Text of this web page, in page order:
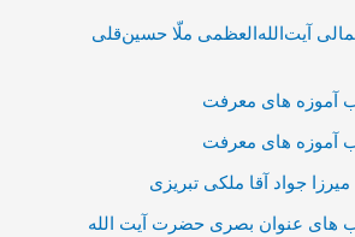
آیت‌الله‌العظمی ملّا حسین‌قلی
آموزه های معرفت
آموزه های معرفت
جواد آقا ملکی تبریزی
های عنوان بصری حضرت آیت الله